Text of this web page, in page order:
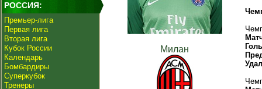
РОССИЯ:
Премьер-лига
Первая лига
Вторая лига
Кубок России
Календарь
Бомбардиры
Суперкубок
Тренеры
Милан